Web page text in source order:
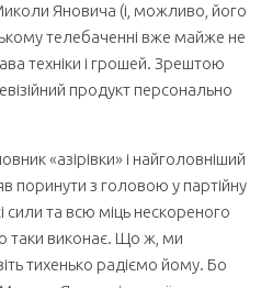
Яновича (і, можливо, його
телебаченні вже майже не
техніки і грошей. Зрештою
продукт персонально
«азірівки» і найголовніший
поринути з головою у партійну
та всю міць нескореного
таки виконає. Що ж, ми
тихенько радіємо йому. Бо